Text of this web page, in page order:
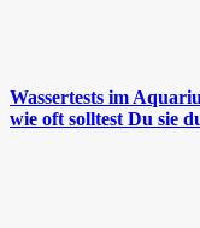
Wassertests im
wie oft solltest Du sie